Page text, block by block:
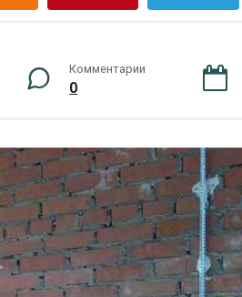
Комментарии
0